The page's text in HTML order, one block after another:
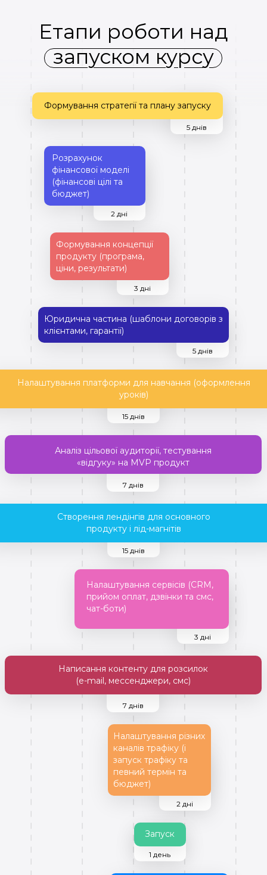
5 днів
5 днів
7 днів
7 днів
15 днів
2 дні
1 день
3 дні
3 дні
Формування стратегії та плану запуску
Юридична частина (шаблони договорів з
клієнтами, гарантії)
Аналіз цільової аудиторії, тестування
«відгуку» на MVP продукт
Написання контенту для розсилок
(e-mail, мессенджери, смс)
Налаштування платформи для навчання (оформлення
уроків)
Створення лендінгів для основного
продукту і лід-магнітів
Розрахунок
фінансової моделі
(фінансові цілі та
бюджет)
Налаштування різних
каналів трафіку (і
запуск трафіку та
певний термін та
бюджет)
Запуск
Формування концепції
продукту (програма,
ціни, результати)
Налаштування сервісів (CRM,
прийом оплат, дзвінки та смс,
чат-боти)
15 днів
2 дні
Етапи роботи над
запуском курсу